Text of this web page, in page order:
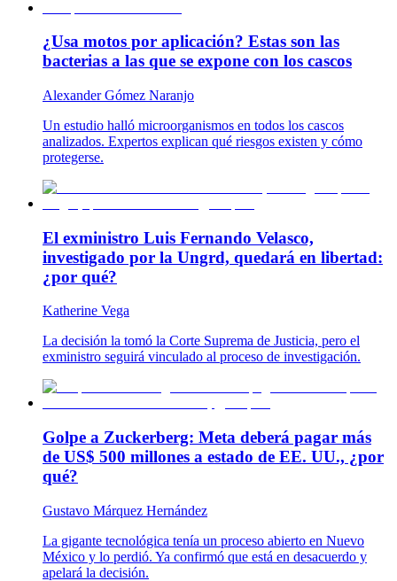
¿Usa motos por aplicación? Estas son las
bacterias a las que se expone con los cascos
Alexander Gómez Naranjo
Un estudio halló microorganismos en todos los cascos
analizados. Expertos explican qué riesgos existen y cómo
protegerse.
El exministro Luis Fernando Velasco,
investigado por la Ungrd, quedará en libertad:
¿por qué?
Katherine Vega
La decisión la tomó la Corte Suprema de Justicia, pero el
exministro seguirá vinculado al proceso de investigación.
Golpe a Zuckerberg: Meta deberá pagar más
de US$ 500 millones a estado de EE. UU., ¿por
qué?
Gustavo Márquez Hernández
La gigante tecnológica tenía un proceso abierto en Nuevo
México y lo perdió. Ya confirmó que está en desacuerdo y
apelará la decisión.